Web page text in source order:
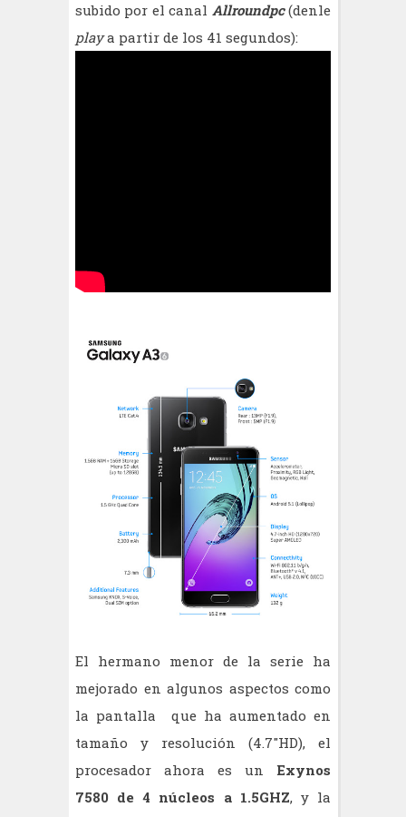
subido por el canal Allroundpc(denle
playa partir de los 41 segundos):
El hermano menor de la serie ha
mejorado en algunos aspectos como
la pantalla que ha aumentado en
tamaño y resolución (4.7"HD), el
procesador ahora es un Exynos
7580 de 4 núcleos a 1.5GHZ, y la